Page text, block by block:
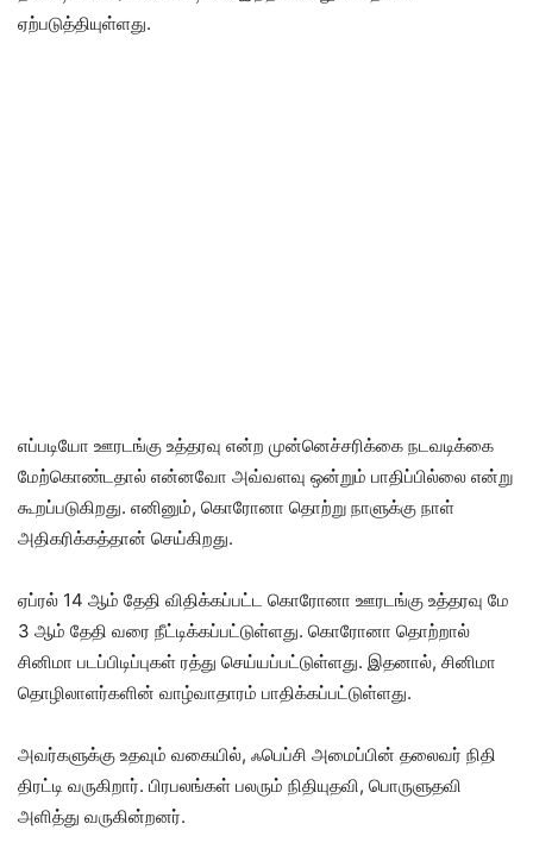
ஏற்படுத்தியுள்ளது.
எப்படியோ ஊரடங்கு உத்தரவு என்ற முன்னெச்சரிக்கை நடவடிக்கை
மேற்கொண்டதால் என்னவோ அவ்வளவு ஒன்றும் பாதிப்பில்லை என்று
கூறப்படுகிறது. எனினும், கொரோனா தொற்று நாளுக்கு நாள்
அதிகரிக்கத்தான் செய்கிறது.
ஏப்ரல் 14 ஆம் தேதி விதிக்கப்பட்ட கொரோனா ஊரடங்கு உத்தரவு மே
3 ஆம் தேதி வரை நீட்டிக்கப்பட்டுள்ளது. கொரோனா தொற்றால்
சினிமா படப்பிடிப்புகள் ரத்து செய்யப்பட்டுள்ளது. இதனால், சினிமா
தொழிலாளர்களின் வாழ்வாதாரம் பாதிக்கப்பட்டுள்ளது.
அவர்களுக்கு உதவும் வகையில், ஃபெப்சி அமைப்பின் தலைவர் நிதி
திரட்டி வருகிறார். பிரபலங்கள் பலரும் நிதியுதவி, பொருளுதவி
அளித்து வருகின்றனர்.